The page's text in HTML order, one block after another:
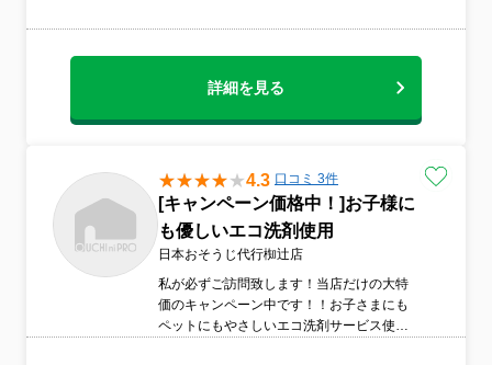
詳細を見る
4.3 口コミ 3件
[キャンペーン価格中！]お子様に
も優しいエコ洗剤使用
日本おそうじ代行椥辻店
私が必ずご訪問致します！当店だけの大特
価のキャンペーン中です！！お子さまにも
ペットにもやさしいエコ洗剤サービス使用